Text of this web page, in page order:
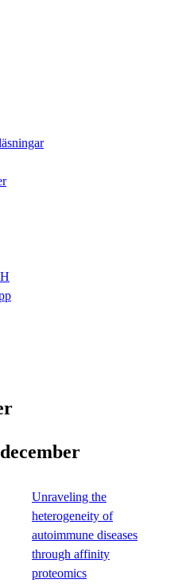
Unraveling the
heterogeneity of
autoimmune diseases
through affinity
proteomics